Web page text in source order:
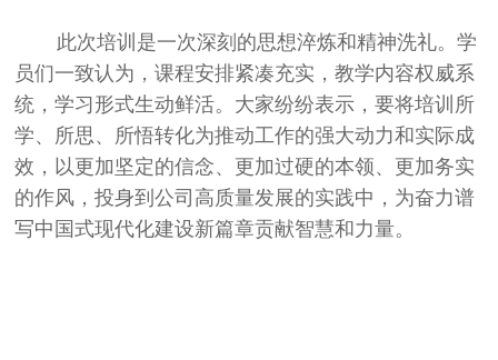
此次培训是一次深刻的思想淬炼和精神洗礼。学
员们一致认为，课程安排紧凑充实，教学内容权威系
统，学习形式生动鲜活。大家纷纷表示，要将培训所
学、所思、所悟转化为推动工作的强大动力和实际成
效，以更加坚定的信念、更加过硬的本领、更加务实
的作风，投身到公司高质量发展的实践中，为奋力谱
写中国式现代化建设新篇章贡献智慧和力量。